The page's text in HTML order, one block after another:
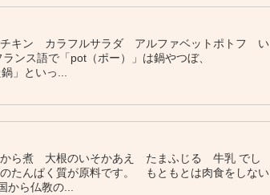
キン カラフルサラダ アルファベットポトフ い
ンス語で「pot（ポー）」は鍋やつぼ、
」といっ...
ら煮 大根のいそかあえ たまふじる 牛乳 でし
たんぱく質が原料です。 もともとは肉食をしない
から仏教の...